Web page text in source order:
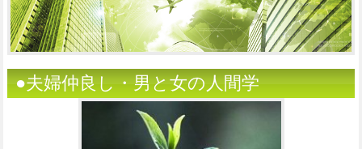
●夫婦仲良し・男と女の人間学